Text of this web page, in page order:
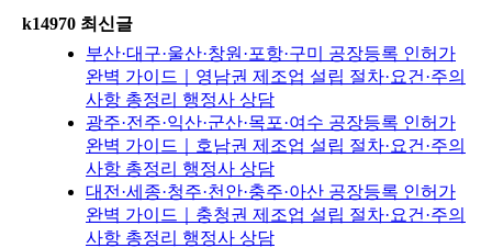
k14970 최신글
부산·대구·울산·창원·포항·구미 공장등록 인허가
완벽 가이드｜영남권 제조업 설립 절차·요건·주의
사항 총정리 행정사 상담
광주·전주·익산·군산·목포·여수 공장등록 인허가
완벽 가이드｜호남권 제조업 설립 절차·요건·주의
사항 총정리 행정사 상담
대전·세종·청주·천안·충주·아산 공장등록 인허가
완벽 가이드｜충청권 제조업 설립 절차·요건·주의
사항 총정리 행정사 상담